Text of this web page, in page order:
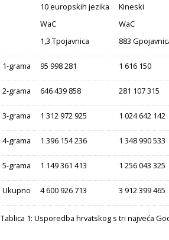
10 europskih jezika
WaC
1,3 Tpojavnica
Kineski
WaC
883
1-grama 95 998 281 1 616 150
2-grama 646 439 858 281 107 315
3-grama 1 312 972 925 1 024642 142
4-grama 1 396 154 236 1 348 990 533
5-grama 1 149 361 413 1 256 043 325
Ukupno 4 600 926 713 3 912 399 465
Tablica 1: Usporedba hrvatskog s tri najveća